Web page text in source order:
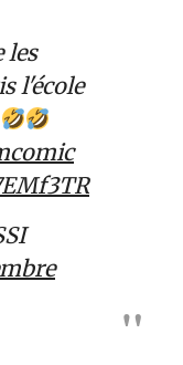
les
l'école